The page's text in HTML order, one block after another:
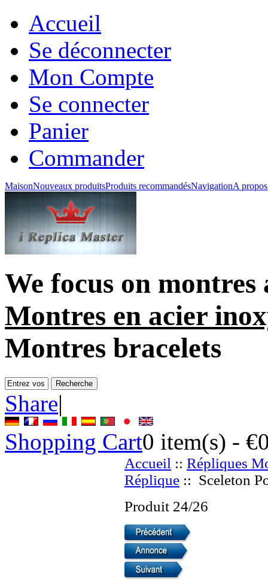
Accueil
Se déconnecter
Mon Compte
Se connecter
Panier
Commander
MaisonNouveaux produitsProduits recommandésNavigationA
We focus on montres
Montres en acier
Montres bracelets
Share|
Shopping Cart0 item(s) -
Accueil :: Répliques
Réplique :: Sceleton
Produit 24/26